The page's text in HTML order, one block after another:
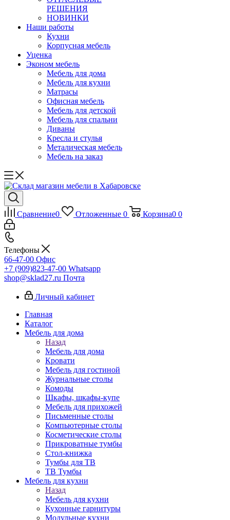
РЕШЕНИЯ
НОВИНКИ
Наши работы
Кухни
Корпусная мебель
Уценка
Эконом мебель
Мебель для дома
Мебель для кухни
Матрасы
Офисная мебель
Мебель для детской
Мебель для спальни
Диваны
Кресла и стулья
Металическая мебель
Мебель на заказ
Сравнение0 Отложенные 0 Корзина0 0
Телефоны
66-47-00 Офис
+7 (909)823-47-00 Whatsapp
shop@sklad27.ru Почта
Личный кабинет
Главная
Каталог
Мебель для дома
Назад
Мебель для дома
Кровати
Мебель для гостиной
Журнальные столы
Комоды
Шкафы, шкафы-купе
Мебель для прихожей
Письменные столы
Компьютерные столы
Косметические столы
Прикроватные тумбы
Стол-книжка
Тумбы для ТВ
ТВ Тумбы
Мебель для кухни
Назад
Мебель для кухни
Кухонные гарнитуры
Модульные кухни